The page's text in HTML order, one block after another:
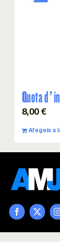
Quota
8,00 €
Afegeix a